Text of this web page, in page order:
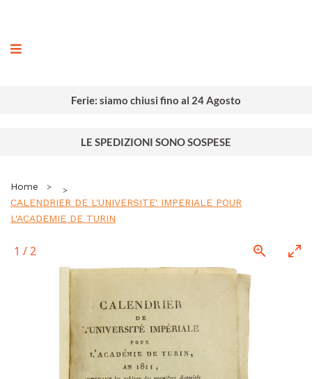
Ferie: siamo chiusi fino al 24 Agosto
LE SPEDIZIONI SONO SOSPESE
Home
CALENDRIER DE L'UNIVERSITE' IMPERIALE POUR
L'ACADEMIE DE TURIN
1 /2